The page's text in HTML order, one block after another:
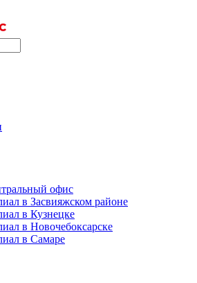
офис
в Засвияжском районе
в Кузнецке
в Новочебоксарске
в Самаре